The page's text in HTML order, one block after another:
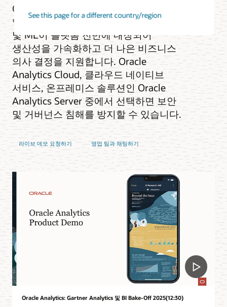
See this page for a different country/region
Oracle Analytics는 모든 분석 사용자
역할에 적합한 완벽한 플랫폼입니다. AI
및 ML이 플랫폼 전반에 내장되어
생산성을 가속화하고 더 나은 비즈니스
의사 결정을 지원합니다. Oracle
Analytics Cloud, 클라우드 네이티브
서비스, 온프레미스 솔루션인 Oracle
Analytics Server 중에서 선택하면 보안
및 거버넌스 침해를 방지할 수 있습니다.
라이브 데모 요청하기 영업 팀과 채팅하기
Oracle Analytics: Gartner Analytics 및 BI Bake-Off 2025(12:30)